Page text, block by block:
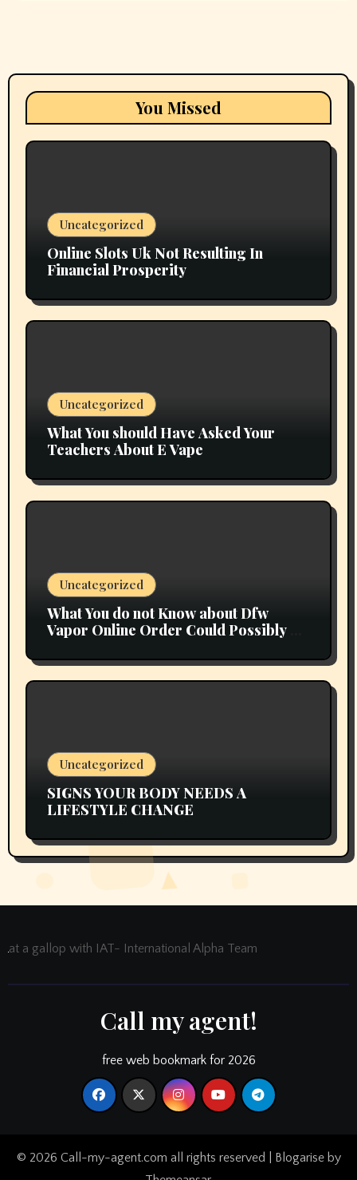
You Missed
Uncategorized
Online Slots Uk Not Resulting In
Financial Prosperity
Uncategorized
What You should Have Asked Your
Teachers About E Vape
Uncategorized
What You do not Know about Dfw
Vapor Online Order Could Possibly be
Uncategorized
SIGNS YOUR BODY NEEDS A
LIFESTYLE CHANGE
at a gallop with IAT- International Alpha Team
Call my agent!
free web bookmark for 2026
© 2026 Call-my-agent.com all rights reserved Blogariseby